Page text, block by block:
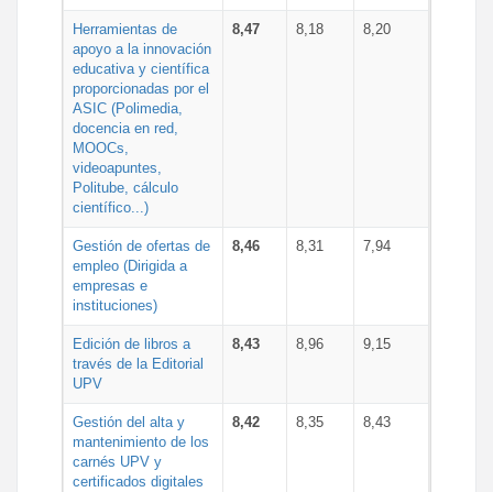
Herramientas de
apoyo a la innovación
educativa y científica
proporcionadas por el
ASIC (Polimedia,
docencia en red,
MOOCs,
videoapuntes,
Politube, cálculo
científico...)
8,47 8,18 8,20
Gestión de ofertas de
empleo (Dirigida a
empresas e
instituciones)
8,46 8,31 7,94
Edición de libros a
través de la Editorial
UPV
8,43 8,96 9,15
Gestión del alta y
mantenimiento de los
carnés UPV y
certificados digitales
8,42 8,35 8,43